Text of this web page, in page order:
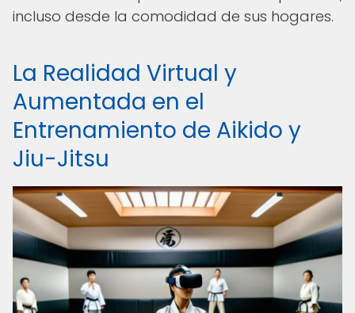
incluso desde la comodidad de sus hogares.
La Realidad Virtual y
Aumentada en el
Entrenamiento de Aikido y
Jiu-Jitsu